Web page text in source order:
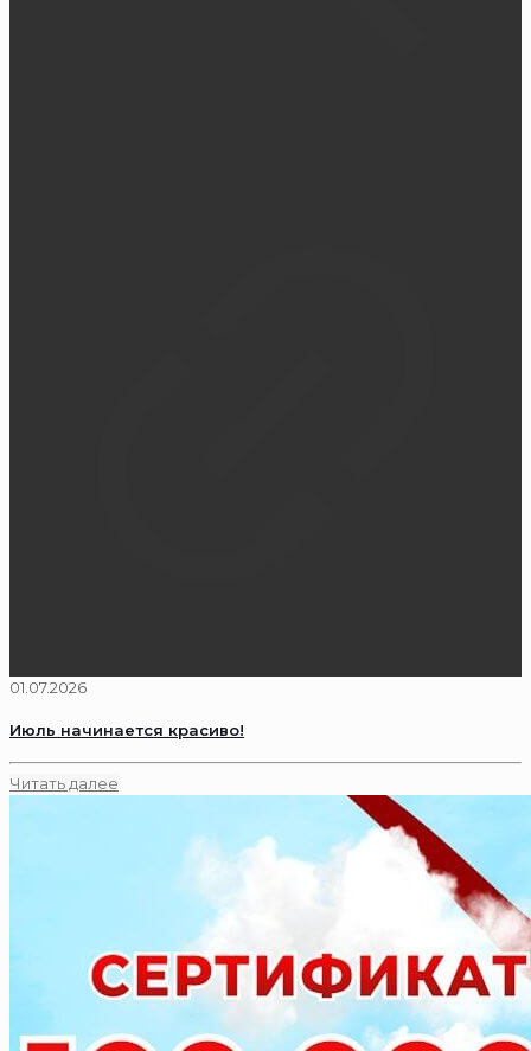
01.07.2026
Июль начинается красиво!
Читать далее